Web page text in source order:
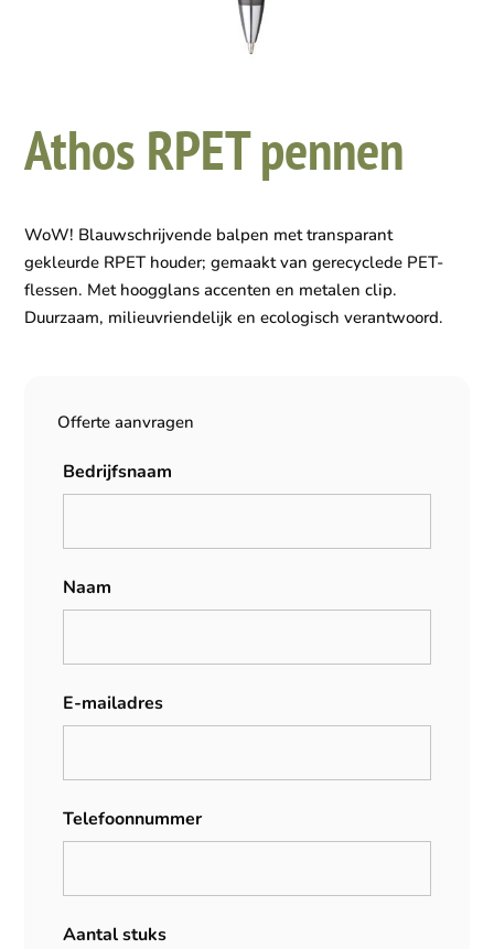
Athos RPET pennen
WoW! Blauwschrijvende balpen met transparant
gekleurde RPET houder; gemaakt van gerecyclede PET-
flessen. Met hoogglans accenten en metalen clip.
Duurzaam, milieuvriendelijk en ecologisch verantwoord.
Offerte aanvragen
Bedrijfsnaam
Naam
E-mailadres
Telefoonnummer
Aantal stuks